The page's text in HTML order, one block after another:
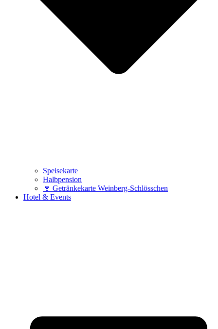
Speisekarte
Halbpension
🍷 Getränkekarte Weinberg-Schlösschen
Hotel & Events